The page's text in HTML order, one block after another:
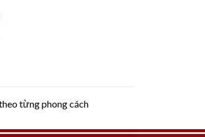
từng phong cách